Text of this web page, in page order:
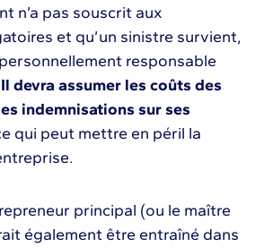
n’a pas souscrit aux
et qu’un sinistre survient,
responsable
Il devra assumer les coûts des
indemnisations sur ses
qui peut mettre en péril la
principal (ou le maître
également être entraîné dans